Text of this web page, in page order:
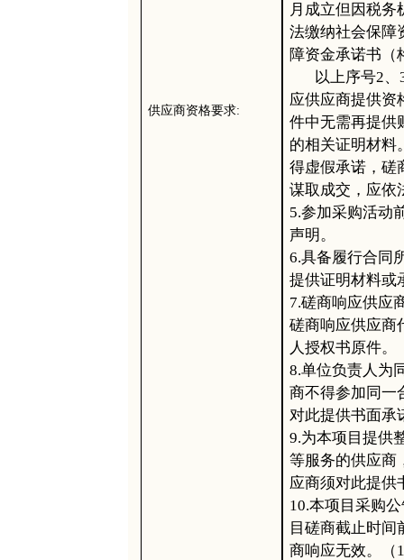
供应商资格要求:
月成立但因税
法缴纳社会保障
障资金承诺书（
以上序号2、
应供应商提供资
件中无需再提供
的相关证明材料
得虚假承诺，磋
谋取成交，应依
5.参加采购活动
声明。
6.具备履行合同
提供证明材料或
7.磋商响应供应
磋商响应供应商
人授权书原件。
8.单位负责人为
商不得参加同一
对此提供书面承
9.为本项目提供
等服务的供应商
应商须对此提供
10.本项目采购
目磋商截止时间
商响应无效。（